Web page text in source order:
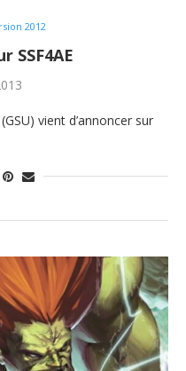
2012
SSF4AE
vient d’annoncer sur